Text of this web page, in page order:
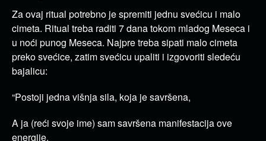
Za ovaj ritual potrebno je spremiti jednu svećicu i malo
cimeta. Ritual treba raditi 7 dana tokom mladog Meseca i
u noći punog Meseca. Najpre treba sipati malo cimeta
preko svećice, zatim svećicu upaliti i izgovoriti sledeću
bajalicu:
“Postoji jedna višnja sila, koja je savršena,
A ja (reći svoje ime) sam savršena manifestacija ove
energije.